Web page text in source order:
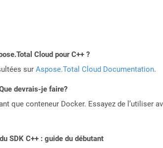
Cloud pour C++ ?
sur Aspose.Total Cloud Documentation.
devrais-je faire?
que conteneur Docker. Essayez de l’utiliser
SDK C++ : guide du débutant